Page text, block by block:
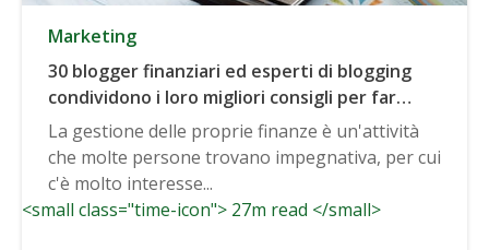
Marketing
30 blogger finanziari ed esperti di blogging
condividono i loro migliori consigli per far
crescere un blog finanziario
La gestione delle proprie finanze è un'attività
che molte persone trovano impegnativa, per cui
c'è molto interesse...
<small class="time-icon"> 27m read </small>